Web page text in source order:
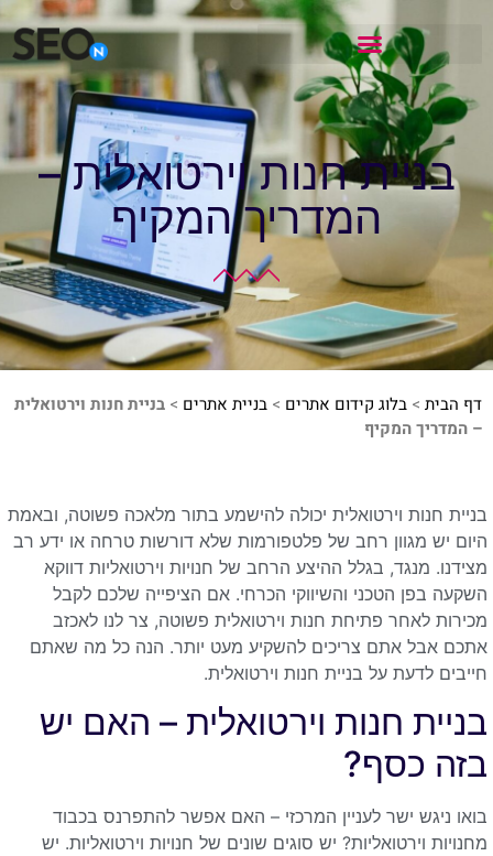
בניית חנות וירטואלית –
המדריך המקיף
דף הבית > בלוג קידום אתרים > בניית אתרים > בניית חנות וירטואלית
– המדריך המקיף
בניית חנות וירטואלית יכולה להישמע בתור מלאכה פשוטה, ובאמת
היום יש מגוון רחב של פלטפורמות שלא דורשות טרחה או ידע רב
מצידנו. מנגד, בגלל ההיצע הרחב של חנויות וירטואליות דווקא
השקעה בפן הטכני והשיווקי הכרחי. אם הציפייה שלכם לקבל
מכירות לאחר פתיחת חנות וירטואלית פשוטה, צר לנו לאכזב
אתכם אבל אתם צריכים להשקיע מעט יותר. הנה כל מה שאתם
חייבים לדעת על בניית חנות וירטואלית.
בניית חנות וירטואלית – האם יש
בזה כסף?
בואו ניגש ישר לעניין המרכזי – האם אפשר להתפרנס בכבוד
מחנויות וירטואליות? יש סוגים שונים של חנויות וירטואליות. יש